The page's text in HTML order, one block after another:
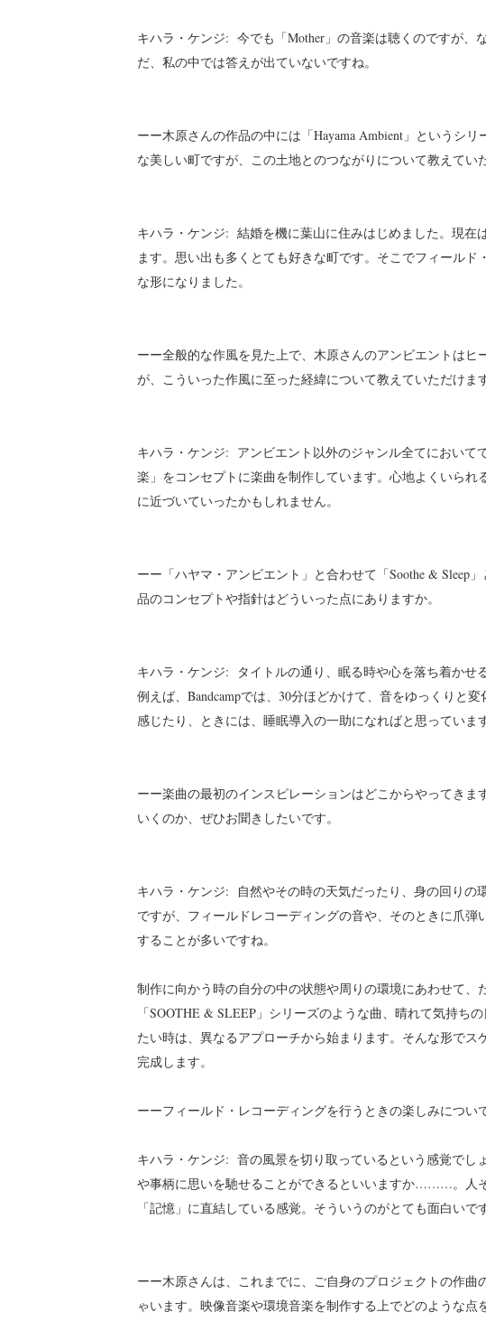
キハラ・ケンジ: 今でも「Mother」の音楽は聴くのですが、
だ、私の中では答えが出ていないですね。
ーー木原さんの作品の中には「Hayama Ambient」というシ
な美しい町ですが、この土地とのつながりについて教えてい
キハラ・ケンジ: 結婚を機に葉山に住みはじめました。現在
ます。思い出も多くとても好きな町です。そこでフィール
な形になりました。
ーー全般的な作風を見た上で、木原さんのアンビエントは
が、こういった作風に至った経緯について教えていただけます
キハラ・ケンジ: アンビエント以外のジャンル全てにおいて
楽」をコンセプトに楽曲を制作しています。心地よくいら
に近づいていったかもしれません。
ーー「ハヤマ・アンビエント」と合わせて「Soothe & Sleep
品のコンセプトや指針はどういった点にありますか。
キハラ・ケンジ: タイトルの通り、眠る時や心を落ち着かせ
例えば、Bandcampでは、30分ほどかけて、音をゆっくりと
感じたり、ときには、睡眠導入の一助になればと思っています
ーー楽曲の最初のインスピレーションはどこからやってき
いくのか、ぜひお聞きしたいです。
キハラ・ケンジ: 自然やその時の天気だったり、身の回りの
ですが、フィールドレコーディングの音や、そのときに爪
することが多いですね。
制作に向かう時の自分の中の状態や周りの環境にあわせて、
「SOOTHE & SLEEP」シリーズのような曲、晴れて気持ち
たい時は、異なるアプローチから始まります。そんな形で
完成します。
ーーフィールド・レコーディングを行うときの楽しみについ
キハラ・ケンジ: 音の風景を切り取っているという感覚でし
や事柄に思いを馳せることができるといいますか………。人
「記憶」に直結している感覚。そういうのがとても面白いで
ーー木原さんは、これまでに、ご自身のプロジェクトの作曲
ゃいます。映像音楽や環境音楽を制作する上でどのような点